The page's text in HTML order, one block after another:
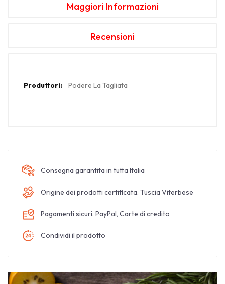
Maggiori Informazioni
Recensioni
Maggiori
Podere La Tagliata
Consegna garantita in tutta Italia
Origine dei prodotti certificata. Tuscia Viterbese
Pagamenti sicuri. PayPal, Carte di credito
Condividi il prodotto